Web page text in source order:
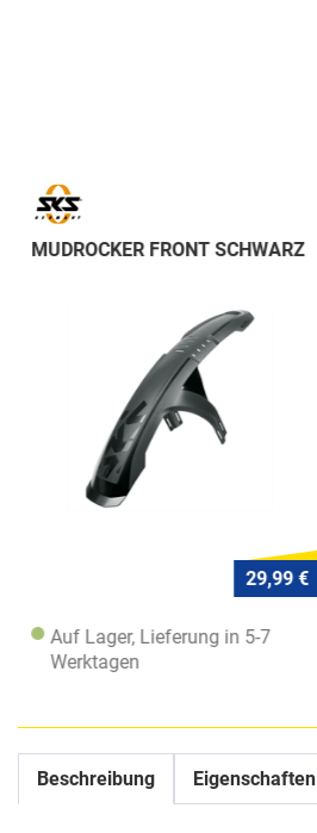
MUDROCKER FRONT SCHWARZ
29,99 €
Auf Lager, Lieferung in 5-7
Werktagen
Beschreibung Eigenschaften